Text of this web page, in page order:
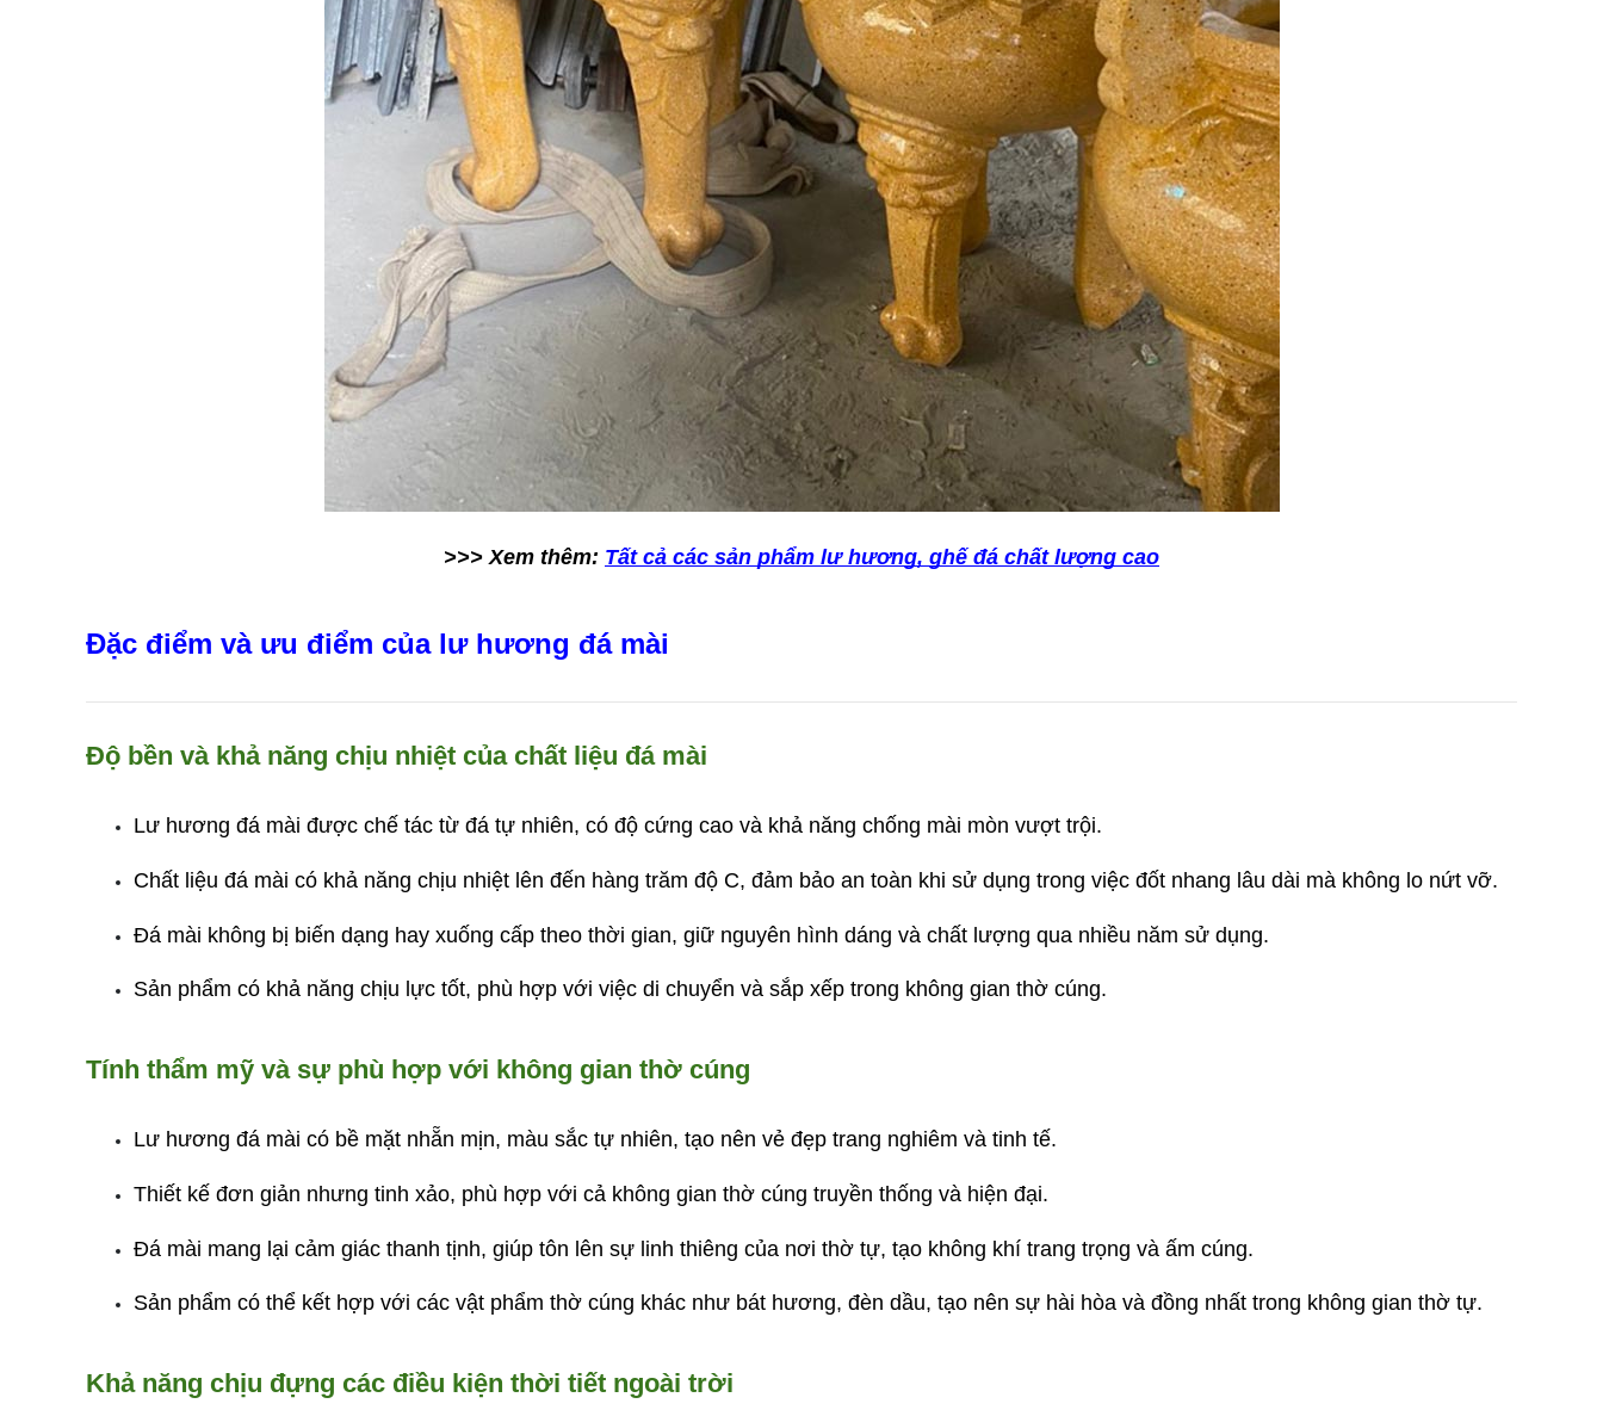
>>> Xem thêm: Tất cả các sản phẩm lư hương, ghế đá chất lượng cao
Đặc điểm và ưu điểm của lư hương đá mài
Độ bền và khả năng chịu nhiệt của chất liệu đá mài
Lư hương đá mài được chế tác từ đá tự nhiên, có độ cứng cao và khả năng chống mài mòn vượt trội.
Chất liệu đá mài có khả năng chịu nhiệt lên đến hàng trăm độ C, đảm bảo an toàn khi sử dụng trong việc đốt nhang lâu dài mà không lo nứt vỡ.
Đá mài không bị biến dạng hay xuống cấp theo thời gian, giữ nguyên hình dáng và chất lượng qua nhiều năm sử dụng.
Sản phẩm có khả năng chịu lực tốt, phù hợp với việc di chuyển và sắp xếp trong không gian thờ cúng.
Tính thẩm mỹ và sự phù hợp với không gian thờ cúng
Lư hương đá mài có bề mặt nhẵn mịn, màu sắc tự nhiên, tạo nên vẻ đẹp trang nghiêm và tinh tế.
Thiết kế đơn giản nhưng tinh xảo, phù hợp với cả không gian thờ cúng truyền thống và hiện đại.
Đá mài mang lại cảm giác thanh tịnh, giúp tôn lên sự linh thiêng của nơi thờ tự, tạo không khí trang trọng và ấm cúng.
Sản phẩm có thể kết hợp với các vật phẩm thờ cúng khác như bát hương, đèn dầu, tạo nên sự hài hòa và đồng nhất trong không gian thờ tự.
Khả năng chịu đựng các điều kiện thời tiết ngoài trời